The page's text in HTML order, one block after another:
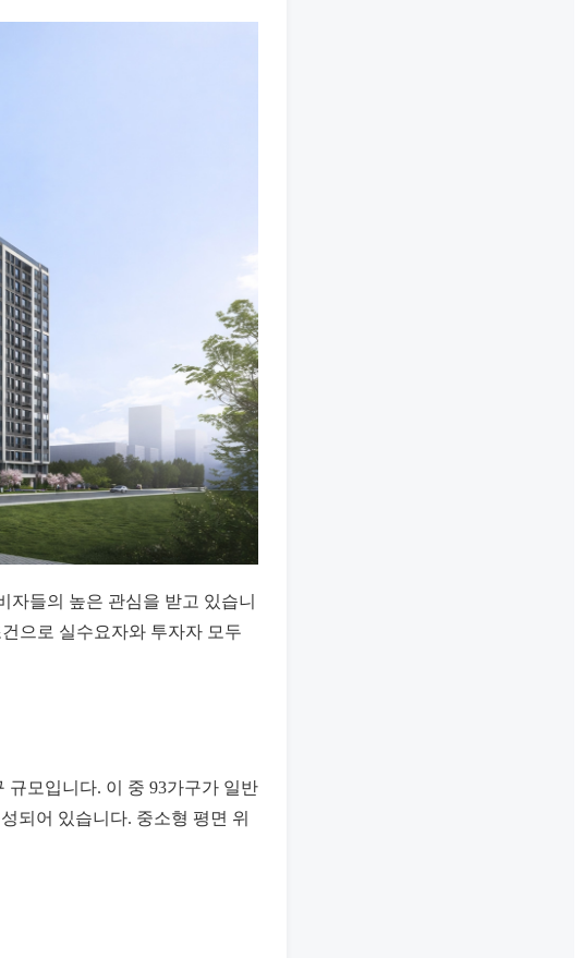
자들의 높은 관심을 받고 있습니
으로 실수요자와 투자자 모두
규모입니다. 이 중 93가구가 일반
되어 있습니다. 중소형 평면 위